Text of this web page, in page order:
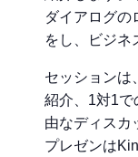
ダイアログの
をし、ビジネ
セッションは
紹介、1対1で
由なディスカ
プレゼンは